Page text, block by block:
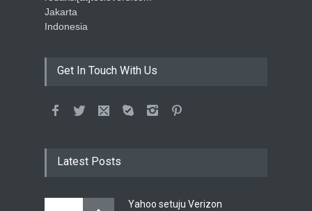
Jakarta
Indonesia
Get In Touch With Us
Latest Posts
Yahoo setuju Verizon